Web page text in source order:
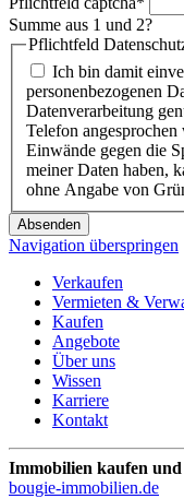
Summe aus 1 und 2?
Pflichtfeld
Ich bin damit
personenbezogenen
Datenverarbeitung
Telefon
Einwände gegen die
meiner Daten haben,
ohne Angabe von
Absenden
Navigation überspringen
Verkaufen
Vermieten &
Kaufen
Angebote
Über uns
Wissen
Karriere
Kontakt
Immobilien kaufen
bougie-immobilien.de